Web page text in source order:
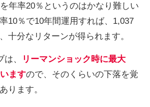
年率20％というのはかなり難しい
10％で10年間運用すれば、1,037
十分なリターンが得られます。
、
リーマンショック時に最大
ますので、そのくらいの下落を覚
ります。